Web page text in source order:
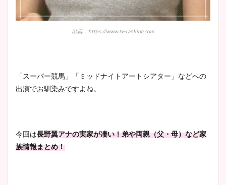
出典：https://www.tv-ranking.com
「スーパー競馬」「ミッドナイトアートシアター」などへの
出演でお馴染みですよね。
今回は長野翼アナの実家が凄い！弟や両親（父・母）など家
族情報まとめ！